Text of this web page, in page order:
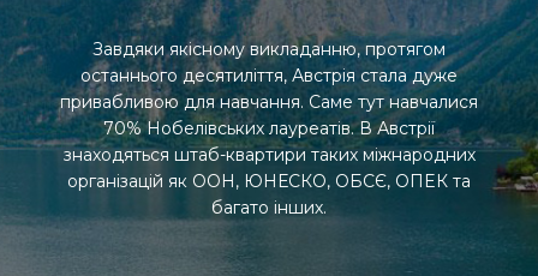
Завдяки якісному викладанню, протягом
останнього десятиліття, Австрія стала дуже
привабливою для навчання. Саме тут навчалися
70% Нобелівських лауреатів. В Австрії
знаходяться штаб-квартири таких міжнародних
організацій як ООН, ЮНЕСКО, ОБСЄ, ОПEК та
багато інших.